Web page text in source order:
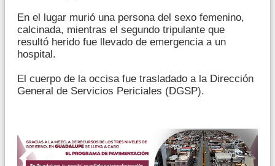
En el lugar murió una persona del sexo femenino,
calcinada, mientras el segundo tripulante que
resultó herido fue llevado de emergencia a un
hospital.
El cuerpo de la occisa fue trasladado a la Dirección
General de Servicios Periciales (DGSP).